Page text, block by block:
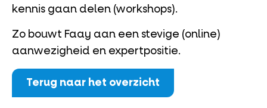
kennis gaan delen (workshops).
Zo bouwt Faay aan een stevige (online)
aanwezigheid en expertpositie.
Terug naar het overzicht